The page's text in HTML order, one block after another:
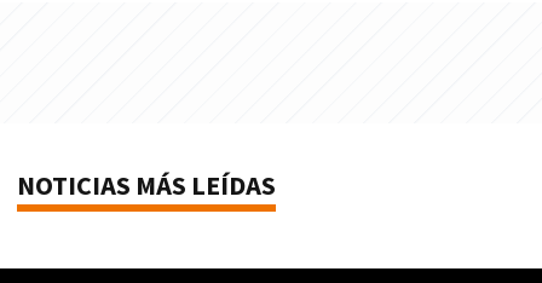
NOTICIAS MÁS LEÍDAS